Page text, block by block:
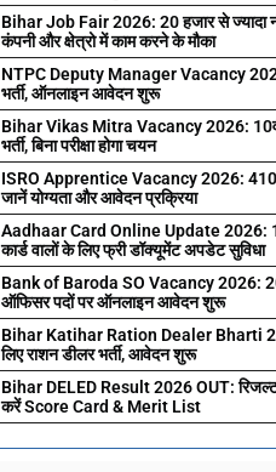
Bihar Job Fair 2026: 20 हजार से ज्यादा
कंपनी और क्षेत्रो में काम करने के मौका
NTPC Deputy Manager Vacancy
भर्ती, ऑनलाइन आवेदन शुरू
Bihar Vikas Mitra Vacancy 2026:
भर्ती, बिना परीक्षा होगा चयन
ISRO Apprentice Vacancy 2026: 410
जानें योग्यता और आवेदन प्रक्रिया
Aadhaar Card Online Update 2026:
कार्ड वालों के लिए फ्री डॉक्यूमेंट अपडेट सुविधा
Bank of Baroda SO Vacancy 2026:
ऑफिसर पदों पर ऑनलाइन आवेदन शुरू
Bihar Katihar Ration Dealer Bharti
लिए राशन डीलर भर्ती, आवेदन शुरू
Bihar DELED Result 2026 OUT: रिजल्ट
करें Score Card & Merit List